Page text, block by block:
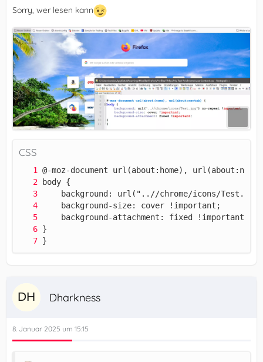
Sorry, wer lesen kann
CSS
}
Dharkness
8. Januar 2025 um 15:15